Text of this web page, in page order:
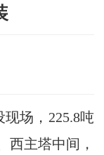
场，225.8吨
西主塔中间，